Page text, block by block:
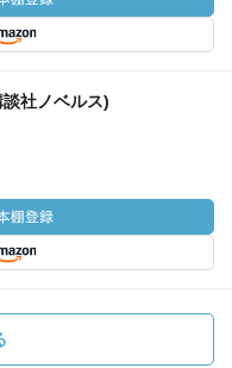
社ノベルス)